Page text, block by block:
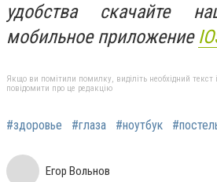
удобства скачайте
мобильное приложение
Якщо ви помітили помилку, виділіть необхідний текст
повідомити про це редакцію
#здоровье #глаза #ноутбук
Егор Вольнов